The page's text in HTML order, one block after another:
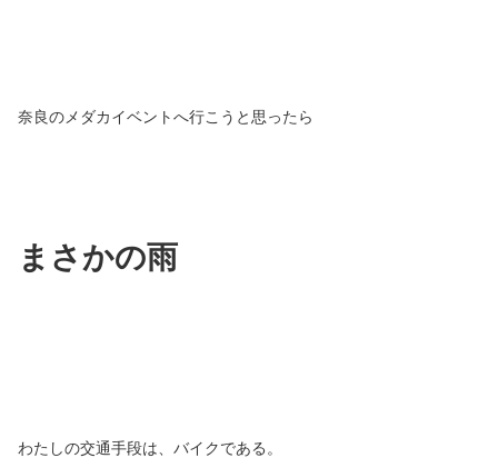
奈良のメダカイベントへ行こうと思ったら
まさかの雨
わたしの交通手段は、バイクである。